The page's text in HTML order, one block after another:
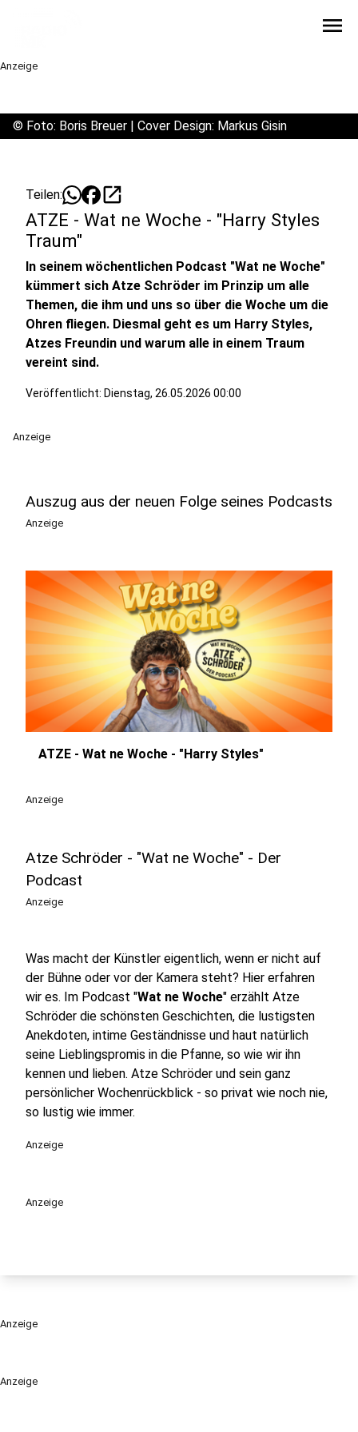
menu
Anzeige
Anzeige
© Foto: Boris Breuer | Cover Design: Markus Gisin
Teilen: open_in_new
ATZE - Wat ne Woche - "Harry Styles
Traum"
In seinem wöchentlichen Podcast "Wat ne Woche"
kümmert sich Atze Schröder im Prinzip um alle
Themen, die ihm und uns so über die Woche um die
Ohren fliegen. Diesmal geht es um Harry Styles,
Atzes Freundin und warum alle in einem Traum
vereint sind.
Veröffentlicht: Dienstag, 26.05.2026 00:00
Anzeige
Auszug aus der neuen Folge seines Podcasts
Anzeige
ATZE - Wat ne Woche - "Harry Styles"
Anzeige
Atze Schröder - "Wat ne Woche" - Der
Podcast
Anzeige
Was macht der Künstler eigentlich, wenn er nicht auf
der Bühne oder vor der Kamera steht? Hier erfahren
wir es. Im Podcast "Wat ne Woche" erzählt Atze
Schröder die schönsten Geschichten, die lustigsten
Anekdoten, intime Geständnisse und haut natürlich
seine Lieblingspromis in die Pfanne, so wie wir ihn
kennen und lieben. Atze Schröder und sein ganz
persönlicher Wochenrückblick - so privat wie noch nie,
so lustig wie immer.
Anzeige
Anzeige
Anzeige